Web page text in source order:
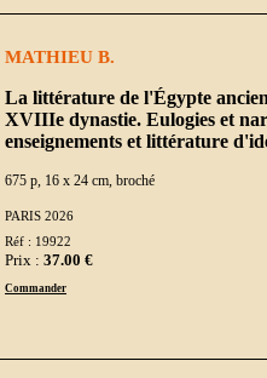
MATHIEU B.
La littérature de l'Égypte
XVIIIe dynastie. Eulogies et
enseignements et littérature
675 p, 16 x 24 cm, broché
PARIS 2026
Réf : 19922
Prix : 37.00 €
Commander